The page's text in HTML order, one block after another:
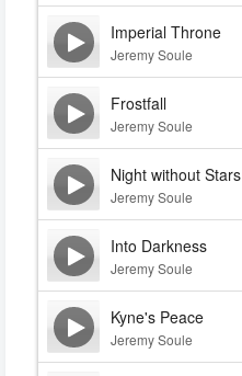
Imperial Throne
Jeremy Soule
Frostfall
Jeremy Soule
Night without Stars
Jeremy Soule
Into Darkness
Jeremy Soule
Kyne's Peace
Jeremy Soule